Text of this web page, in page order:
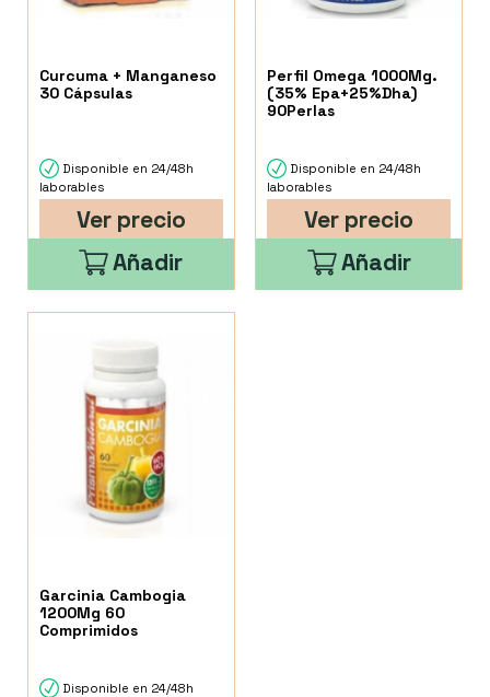
Curcuma + Manganeso
30 Cápsulas
Disponible en 24/48h
laborables
Ver precio
Añadir
Perfil Omega 1000Mg.
(35% Epa+25%Dha)
90Perlas
Disponible en 24/48h
laborables
Ver precio
Añadir
Garcinia Cambogia
1200Mg 60
Comprimidos
Disponible en 24/48h